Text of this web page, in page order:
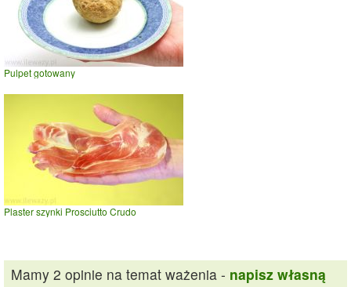
Pulpet gotowany
Plaster szynki Prosciutto Crudo
Mamy 2 opinie na temat ważenia - napisz własną